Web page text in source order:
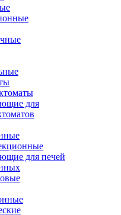
для
для печей